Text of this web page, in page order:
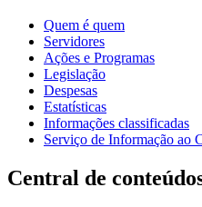
Quem é quem
Servidores
Ações e Programas
Legislação
Despesas
Estatísticas
Informações classificadas
Serviço de Informação ao
Central de